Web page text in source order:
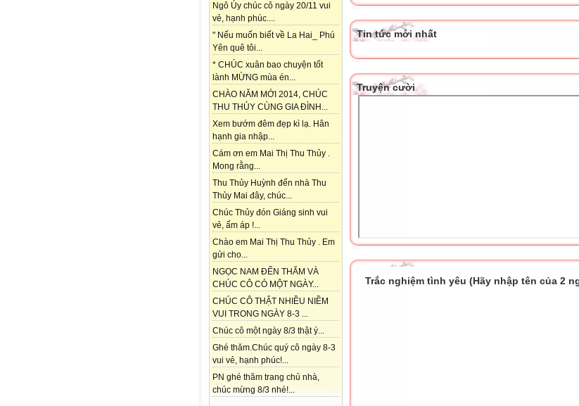
Ngô Úy chúc cô ngày 20/11 vui
vẻ, hạnh phúc....
" Nếu muốn biết về La Hai_ Phú
Yên quê tôi...
* CHÚC xuân bao chuyện tốt
lành MỪNG mùa én...
CHÀO NĂM MỚI 2014, CHÚC
THU THỦY CÙNG GIA ĐÌNH...
Xem bướm đêm đẹp kì lạ. Hân
hạnh gia nhập...
Cám ơn em Mai Thị Thu Thủy .
Mong rằng...
Thu Thủy Huỳnh đến nhà Thu
Thủy Mai đây, chúc...
Chúc Thủy đón Giáng sinh vui
vẻ, ấm áp !...
Chào em Mai Thị Thu Thủy . Em
gửi cho...
NGỌC NAM ĐẾN THĂM VÀ
CHÚC CÔ CÓ MỘT NGÀY...
CHÚC CÔ THẬT NHIỀU NIỀM
VUI TRONG NGÀY 8-3 ...
Chúc cô một ngày 8/3 thật ý...
Ghé thăm.Chúc quý cô ngày 8-3
vui vẻ, hạnh phúc!...
PN ghé thăm trang chủ nhà,
chúc mừng 8/3 nhé!...
Tin tức mới nhất
Truyện cười
Trắc nghiệm tình yêu (Hãy nhập tên của 2